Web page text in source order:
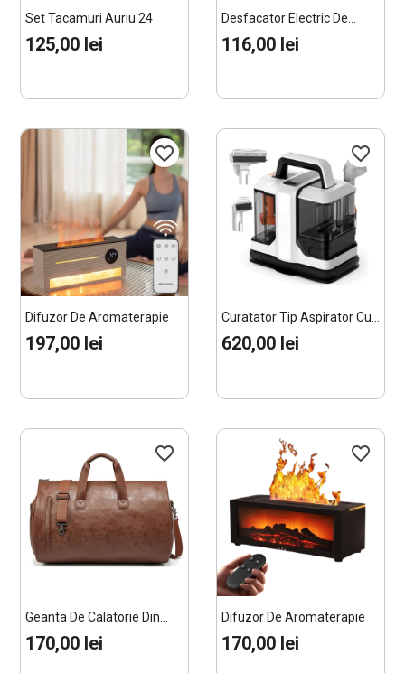
Set Tacamuri Auriu 24
Piese...
125,00 lei
Desfacator Electric De...
116,00 lei
favorite_border
Difuzor De Aromaterapie
Cu...
197,00 lei
favorite_border
Curatator Tip Aspirator Cu...
620,00 lei
favorite_border
Geanta De Calatorie Din...
170,00 lei
favorite_border
Difuzor De Aromaterapie
Cu...
170,00 lei